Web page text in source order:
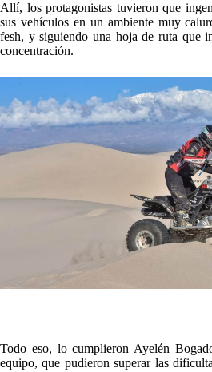
Allí, los protagonistas tuvieron que
sus vehículos en un ambiente muy
fesh, y siguiendo una hoja de ruta que
concentración.
Todo eso, lo cumplieron Ayelén
equipo, que pudieron superar las